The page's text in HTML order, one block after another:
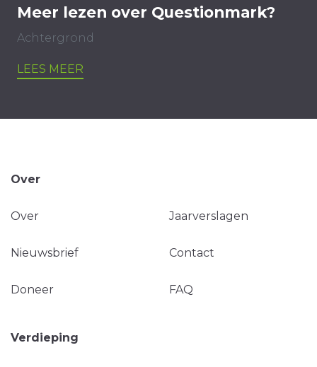
Meer lezen over Questionmark?
Achtergrond
LEES MEER
Over
Over Jaarverslagen
Nieuwsbrief Contact
Doneer FAQ
Verdieping